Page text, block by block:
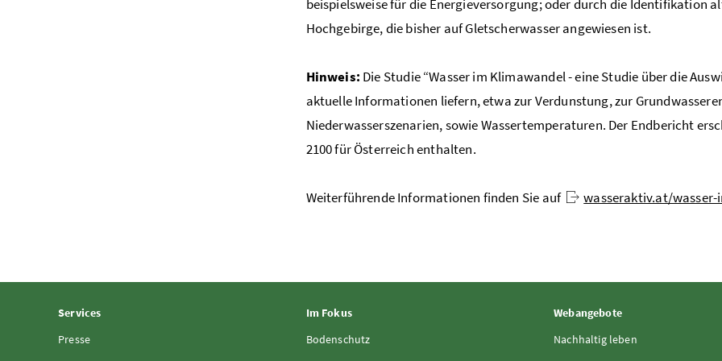
beispielsweise für die Energieversorgung; oder durch die Identifikation
Hochgebirge, die bisher auf Gletscherwasser angewiesen ist.
Hinweis: Die Studie “Wasser im Klimawandel - eine Studie über die
aktuelle Informationen liefern, etwa zur Verdunstung, zur
Niederwasserszenarien, sowie Wassertemperaturen. Der Endbericht
2100 für Österreich enthalten.
Weiterführende Informationen finden Sie auf wasseraktiv.at/
Services
Presse
Im Fokus
Bodenschutz
Webangebote
Nachhaltig leben